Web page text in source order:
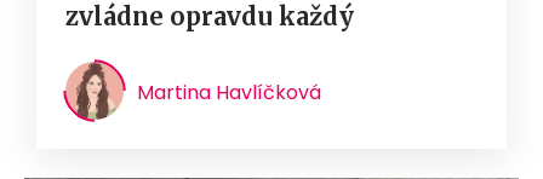
zvládne opravdu každý
Martina Havlíčková